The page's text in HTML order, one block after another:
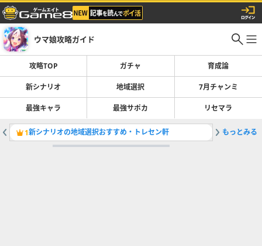
ウマ娘攻略ガイド
攻略TOP ガチャ 育成論
新シナリオ 地域選択 7月チャンミ
最強キャラ 最強サポカ リセマラ
1新シナリオの地域選択おすすめ・トレセン軒 2
もっとみる